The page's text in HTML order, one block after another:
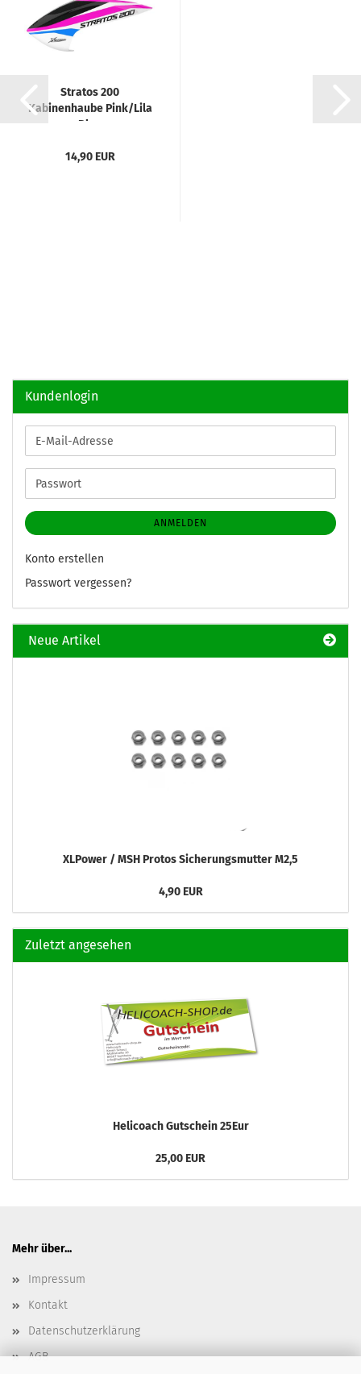
Stratos 200
Kabinenhaube Pink/Lila
Blau
14,90 EUR
Kundenlogin
E-
Mail-
Adresse
Passwort
ANMELDEN
Konto erstellen
Passwort vergessen?
Neue Artikel
XLPower / MSH Protos Sicherungsmutter M2,5
4,90 EUR
Zuletzt angesehen
Helicoach Gutschein 25Eur
25,00 EUR
Mehr über...
Impressum
Kontakt
Datenschutzerklärung
AGB